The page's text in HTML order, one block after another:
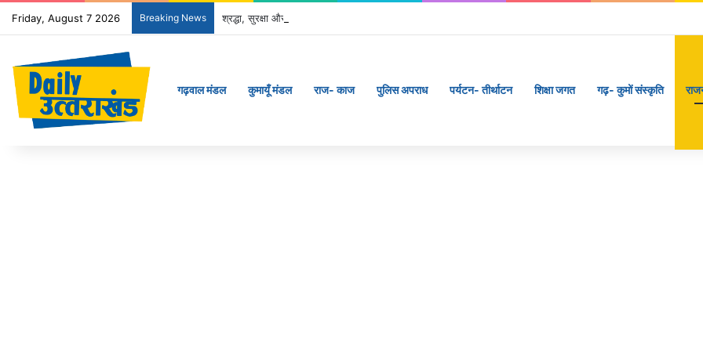
Friday, August 7 2026 Breaking News श्रद्धा, सुरक्षा और सुगमता के उत्कृष्ट समन्वय से सफलतापूर्वक संचालित हो रही कांवड़ यात्रा
गढ़वाल मंडल कुमायूँ मंडल राज- काज पुलिस अपराध पर्यटन- तीर्थाटन शिक्षा जगत गढ़- कुमों संस्कृति